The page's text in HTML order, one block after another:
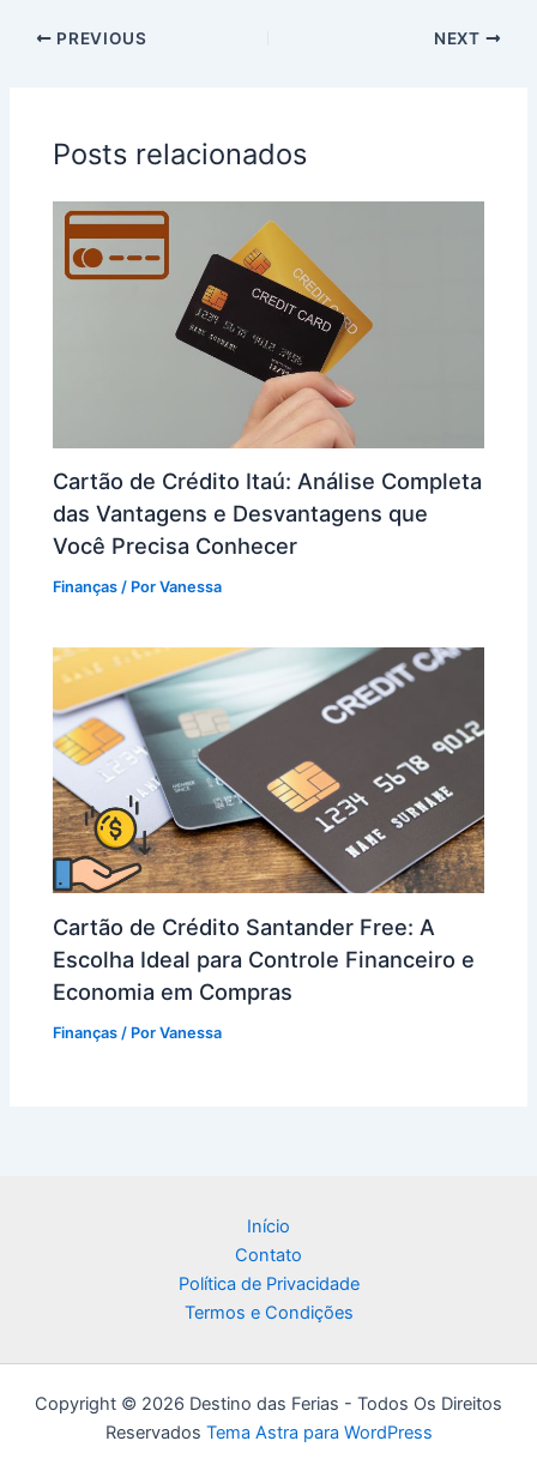
PREVIOUS NEXT
Posts relacionados
Cartão de Crédito Itaú: Análise Completa
das Vantagens e Desvantagens que
Você Precisa Conhecer
Finanças / PorVanessa
Cartão de Crédito Santander Free: A
Escolha Ideal para Controle Financeiro e
Economia em Compras
Finanças / PorVanessa
Início
Contato
Política de Privacidade
Termos e Condições
Copyright © 2026 Destino das Ferias - Todos Os Direitos
Reservados Tema Astra para WordPress